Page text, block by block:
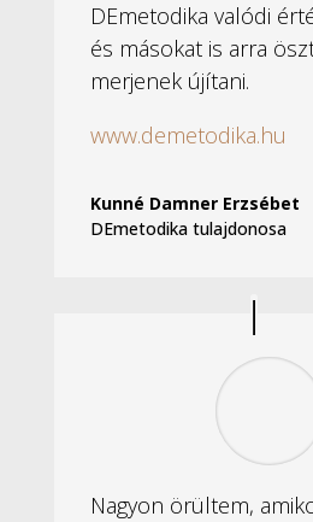
DEmetodika valódi
és másokat is arra
merjenek újítani.
www.demetodika.hu
Kunné Damner Erzsébet
DEmetodika tulajdonosa
Nagyon örültem,